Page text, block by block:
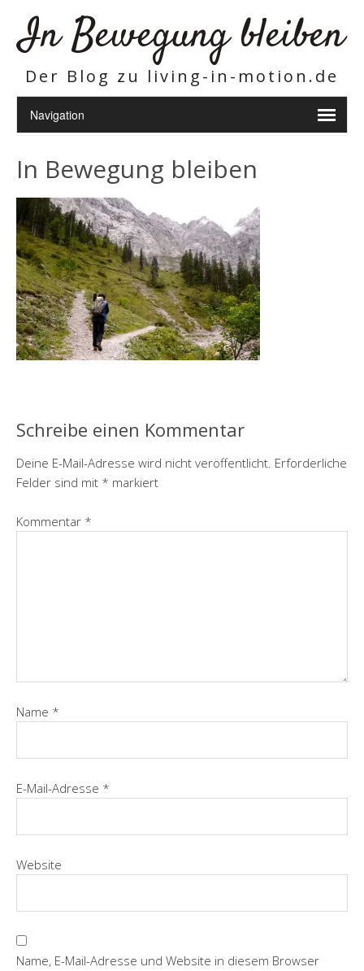
In Bewegung bleiben
Der Blog zu living-in-motion.de
In Bewegung bleiben
Schreibe einen Kommentar
Deine E-Mail-Adresse wird nicht veröffentlicht. Erforderliche
Felder sind mit * markiert
Kommentar *
Name *
E-Mail-Adresse *
Website
Name, E-Mail-Adresse und Website in diesem Browser